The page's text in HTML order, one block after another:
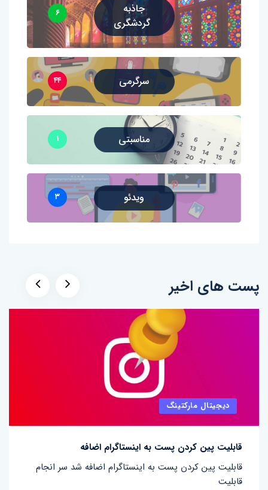
جاذبه
گردشگری
۶
سرگرمی ۴۴
مناسبتی ۱
ویدئو ۳
پست های اخیر
دیجیتال مارکتینگ
قابلیت پین کردن پست به اینستاگرام اضافه
قابلیت پین کردن پست به اینستاگرام اضافه شد سر انجام
قابلیت